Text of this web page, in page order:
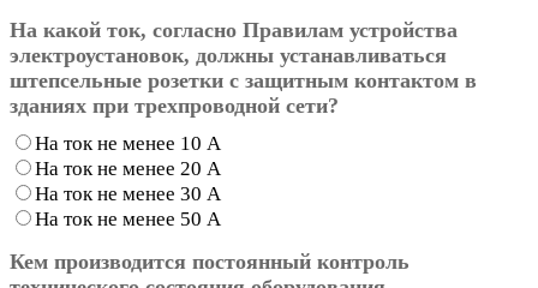
На какой ток, согласно Правилам устройства
электроустановок, должны устанавливаться
штепсельные розетки с защитным контактом в
зданиях при трехпроводной сети?
На ток не менее 10 А
На ток не менее 20 А
На ток не менее 30 А
На ток не менее 50 А
Кем производится постоянный контроль